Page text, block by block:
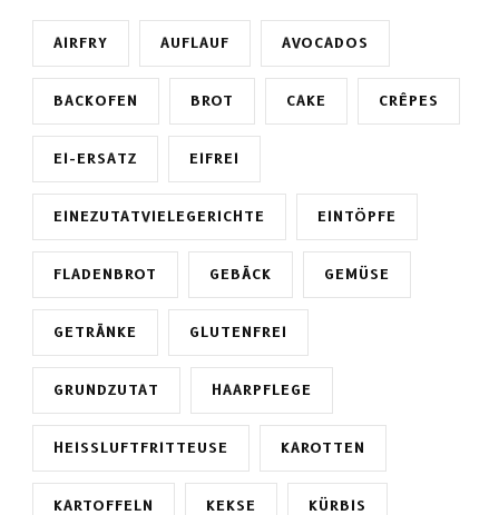
AIRFRY AUFLAUF AVOCADOS
BACKOFEN BROT CAKE CRÊPES
EI-ERSATZ EIFREI
EINEZUTATVIELEGERICHTE EINTÖPFE
FLADENBROT GEBÄCK GEMÜSE
GETRÄNKE GLUTENFREI
GRUNDZUTAT HAARPFLEGE
HEISSLUFTFRITTEUSE KAROTTEN
KARTOFFELN KEKSE KÜRBIS